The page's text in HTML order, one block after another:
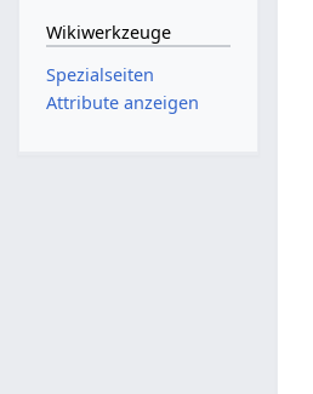
Wikiwerkzeuge
Spezialseiten
Attribute anzeigen